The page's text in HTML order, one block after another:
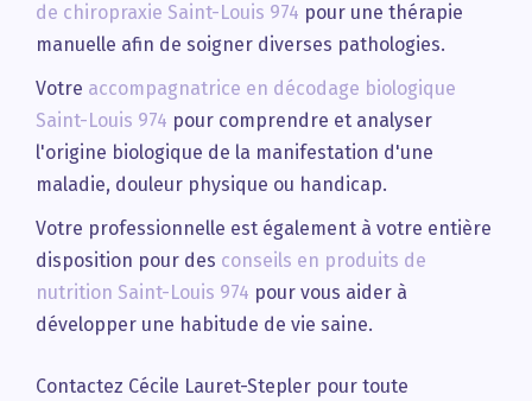
de chiropraxie Saint-Louis 974 pour une thérapie
manuelle afin de soigner diverses pathologies.
Votre accompagnatrice en décodage biologique
Saint-Louis 974 pour comprendre et analyser
l'origine biologique de la manifestation d'une
maladie, douleur physique ou handicap.
Votre professionnelle est également à votre entière
disposition pour des conseils en produits de
nutrition Saint-Louis 974 pour vous aider à
développer une habitude de vie saine.
Contactez Cécile Lauret-Stepler pour toute